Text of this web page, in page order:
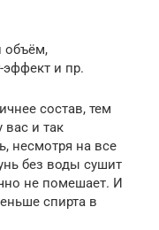
объём,
эффект и пр.
состав, тем
вас и так
несмотря на все
без воды сушит
не помешает. И
спирта в